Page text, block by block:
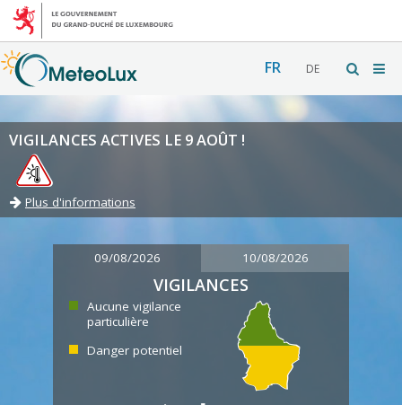
FR DE
VIGILANCES ACTIVES LE 9 AOÛT !
Plus d'informations
09/08/2026 10/08/2026
VIGILANCES
Aucune vigilance
particulière
Danger potentiel